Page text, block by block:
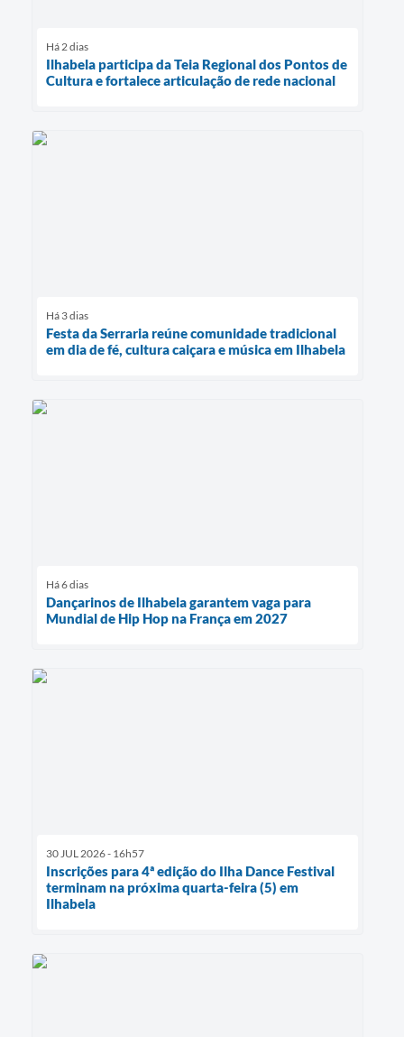
Há 2 dias
Ilhabela participa da Teia Regional dos Pontos de
Cultura e fortalece articulação de rede nacional
Há 3 dias
Festa da Serraria reúne comunidade tradicional
em dia de fé, cultura caiçara e música em Ilhabela
Há 6 dias
Dançarinos de Ilhabela garantem vaga para
Mundial de Hip Hop na França em 2027
30 JUL 2026 - 16h57
Inscrições para 4ª edição do Ilha Dance Festival
terminam na próxima quarta-feira (5) em
Ilhabela